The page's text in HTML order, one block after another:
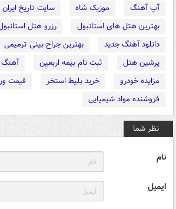
آپ آهنگ موزیک شاه
سایت تاریخ ایران
بهترین هتل های استانبول
رزرو هتل
دانلود آهنگ جدید
بهترین جراح بینی ترمیمی
پرشین هتل
ثبت نام بیمه اربعین
مزایده خودرو
خرید بلیط استخر
قیمت
فروشنده مواد شیمیایی
نظر شما
نام
ایمیل